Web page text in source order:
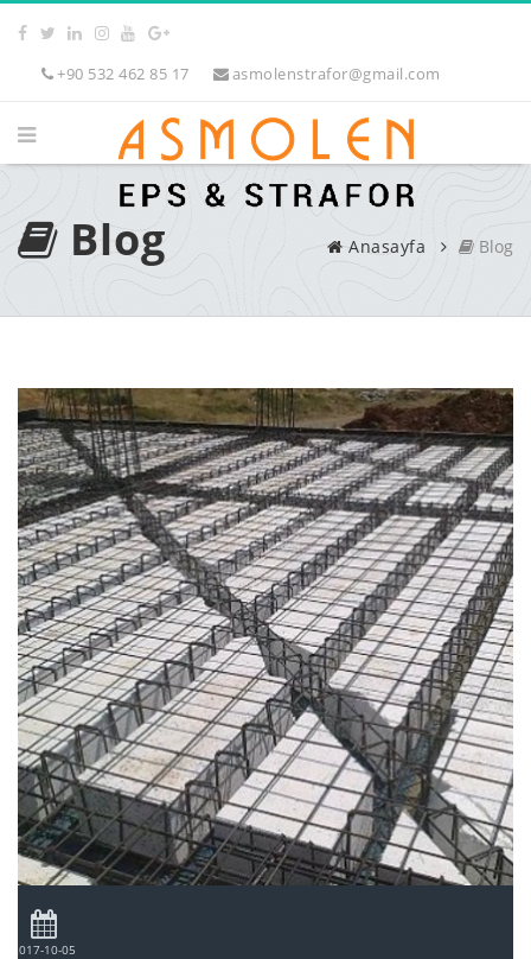
+90 532 462 85 17 asmolenstrafor@gmail.com
Blog Anasayfa Blog
2017-10-05